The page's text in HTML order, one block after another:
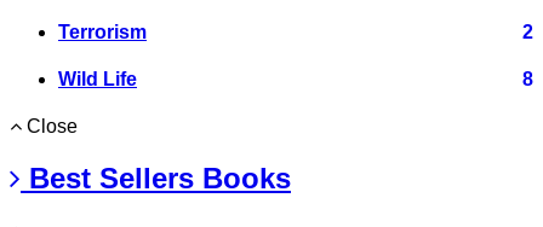
Terrorism 2
Wild Life 8
Close
Best Sellers Books